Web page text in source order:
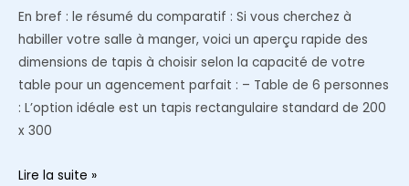
En bref : le résumé du comparatif : Si vous cherchez à
habiller votre salle à manger, voici un aperçu rapide des
dimensions de tapis à choisir selon la capacité de votre
table pour un agencement parfait : – Table de 6 personnes
: L’option idéale est un tapis rectangulaire standard de 200
x 300
Quelle
Lire la suite »